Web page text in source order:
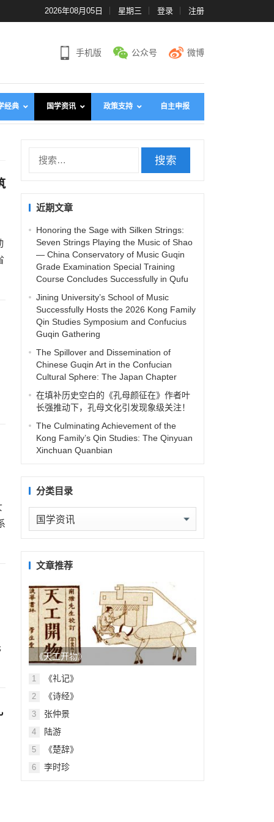
2026年08月05日 星期三 登录 注册
手机版 公众号 微博
经典 国学资讯 政策支持 自主申报
近期文章
Honoring the Sage with Silken Strings:
Seven Strings Playing the Music of Shao
— China Conservatory of Music Guqin
Grade Examination Special Training
Course Concludes Successfully in Qufu
Jining University’s School of Music
Successfully Hosts the 2026 Kong Family
Qin Studies Symposium and Confucius
Guqin Gathering
The Spillover and Dissemination of
Chinese Guqin Art in the Confucian
Cultural Sphere: The Japan Chapter
在填补历史空白的《孔母颜征在》作者叶
长强推动下，孔母文化引发现象级关注！
The Culminating Achievement of the
Kong Family’s Qin Studies: The Qinyuan
Xinchuan Quanbian
分类目录
分
类
录文章推荐
《天工开物》
1 《礼记》
2 《诗经》
3 张仲景
4 陆游
5 《楚辞》
6 李时珍